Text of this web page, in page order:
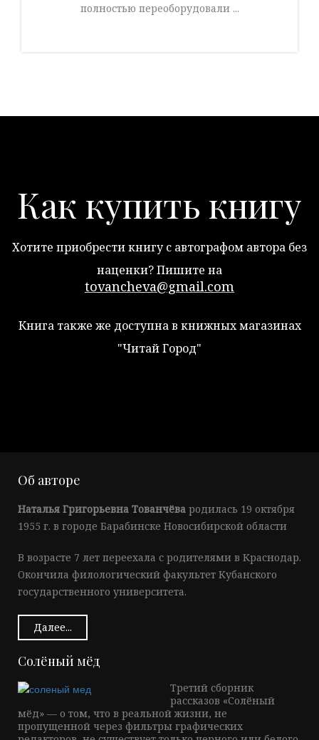
полностью переоборудовали ...
Как купить книгу
Хотите приобрести книгу с автографом автора без
наценки? Пишите на
tovancheva@gmail.com
Книга также же доступна в книжных магазинах
"Читай Город"
Об авторе
Наталья Григорьевна Тованчёва родилась 19 октября
1955 г. в городе Барабинске Новосибирской области
В возрасте 7 лет переехала с родителями в Краснодар.
Окончила филологический факультет Кубанского
государственного университета.
Далее...
Солёный мёд
Третий сборник
рассказов «Солёный
мёд» — о том, что в реальной жизни, не
пропущенной через фильтры графических